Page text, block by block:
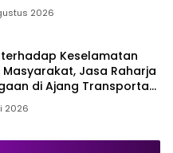
2026
Keselamatan
Jasa Raharja
di Ajang Transportasi
2026
2026